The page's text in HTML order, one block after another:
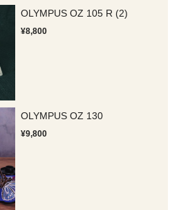
OLYMPUS OZ 105 R (2)
¥8,800
OLYMPUS OZ 130
¥9,800